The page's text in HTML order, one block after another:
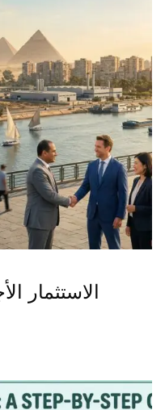
الاستثمار